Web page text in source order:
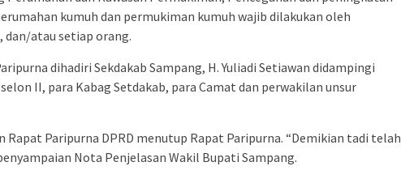
kumuh dan permukiman kumuh wajib dilakukan oleh
dan/atau setiap orang.
dihadiri Sekdakab Sampang, H. Yuliadi Setiawan didampingi
II, para Kabag Setdakab, para Camat dan perwakilan unsur
Rapat Paripurna DPRD menutup Rapat Paripurna. “Demikian tadi telah
Nota Penjelasan Wakil Bupati Sampang.